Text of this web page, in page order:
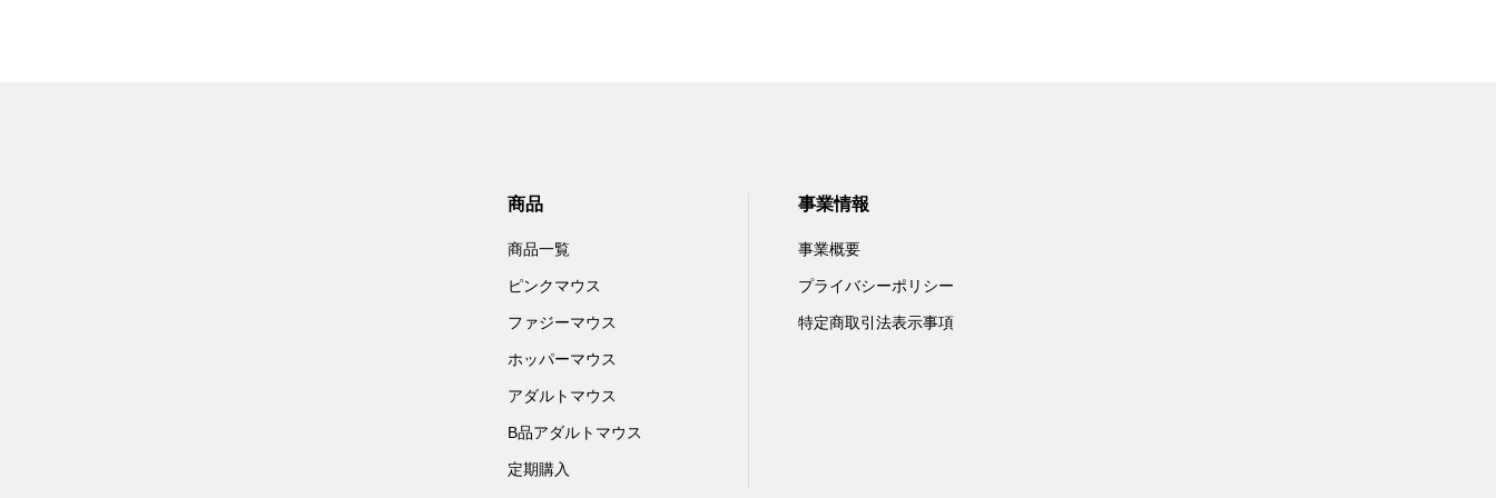
商品
商品一覧
ピンクマウス
ファジーマウス
ホッパーマウス
アダルトマウス
B品アダルトマウス
定期購入
事業情報
事業概要
プライバシーポリシー
特定商取引法表示事項